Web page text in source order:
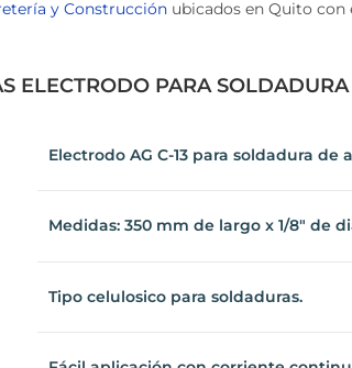
y Construcción ubicados en Quito con
ELECTRODO PARA
Electrodo AG C-13 para soldadura de
Medidas: 350 mm de largo x 1/8" de
Tipo celulosico para soldaduras.